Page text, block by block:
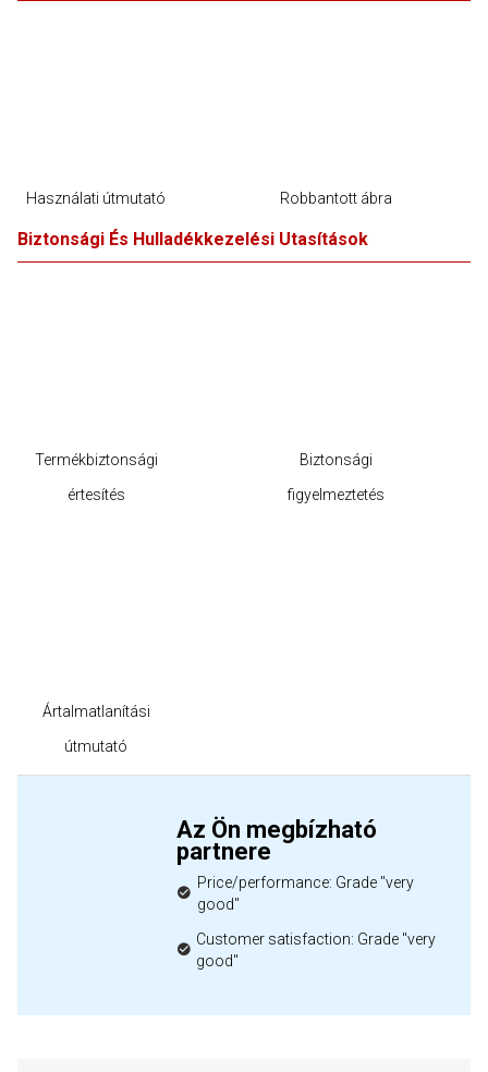
Használati útmutató Robbantott ábra
Biztonsági És Hulladékkezelési Utasítások
Termékbiztonsági
értesítés
Biztonsági
figyelmeztetés
Ártalmatlanítási
útmutató
Az Ön megbízható
partnere
Price/performance: Grade "very
good"
Customer satisfaction: Grade "very
good"